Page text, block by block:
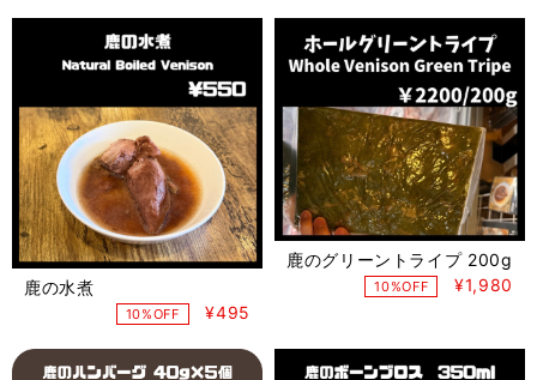
鹿の水煮
10%OFF ¥495
鹿のグリーントライプ 200g
10%OFF ¥1,980